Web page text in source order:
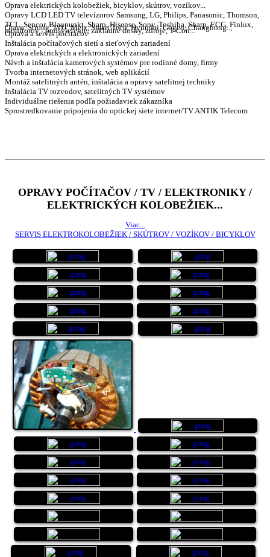
Oprava elektrických kolobežiek, bicyklov, skútrov, vozíkov...
Opravy LCD LED TV televízorov Samsung, LG, Philips, Panasonic, Thomson,
TCL, Sencor, Blaupunkt, Sharp, Hisense, Sony, Toshiba, Sharp, ECG, Finlux,
Orava, Strong, JVC, Metz, Smart Tech, Hyundai, Gogen, Changhong..,
monitorov - podsvietenie, základné dosky, zdroje, T-Con...
Oprava a servis počítačov
Inštalácia počítačových sietí a sieťových zariadení
Oprava elektrických a elektronických zariadení
Návrh a inštalácia kamerových systémov pre rodinné domy, firmy
Tvorba internetových stránok, web aplikácií
Montáž satelitných antén, inštalácia a opravy satelitnej techniky
Inštalácia TV rozvodov, satelitných TV systémov
Individuálne riešenia podľa požiadaviek zákazníka
Sprostredkovanie pripojenia do optickej siete internet/TV ANTIK Telecom
OPRAVY POČÍTAČOV / TV / ELEKTRONIKY /
ELEKTRICKÝCH KOLOBEŽIEK...
Viac...
SERVIS ELEKTROKOLOBEŽIEK / SKÚTROV / VOZÍKOV / BICYKLOV